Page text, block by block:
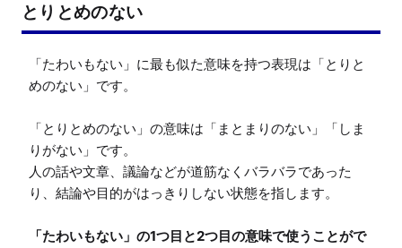
とりとめのない
「たわいもない」に最も似た意味を持つ表現は「とりと
めのない」です。
「とりとめのない」の意味は「まとまりのない」「しま
りがない」です。
人の話や文章、議論などが道筋なくバラバラであった
り、結論や目的がはっきりしない状態を指します。
「たわいもない」の1つ目と2つ目の意味で使うことがで